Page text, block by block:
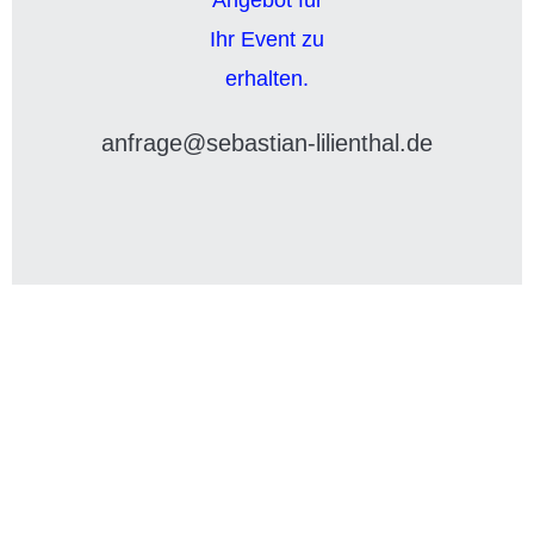
anfrage@sebastian-lilienthal.de